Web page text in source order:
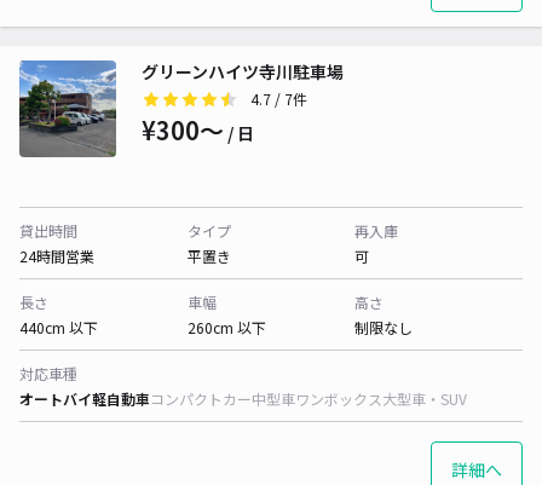
グリーンハイツ寺川駐車場
4.7 / 7件
¥300〜 / 日
貸出時間
24時間営業
タイプ
平置き
再入庫
可
長さ
440cm 以下
車幅
260cm 以下
高さ
制限なし
対応車種
オートバイ軽自動車コンパクトカー中型車ワンボックス大型車・SUV
詳細へ